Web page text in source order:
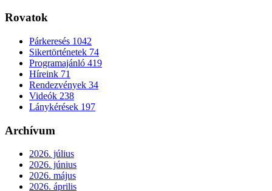
Rovatok
Párkeresés 1042
Sikertörténetek 74
Programajánló 419
Híreink 71
Rendezvények 34
Videók 238
Lánykérések 197
Archívum
2026. július
2026. június
2026. május
2026. április